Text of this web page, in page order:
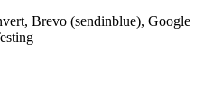
Brevo (sendinblue), Google